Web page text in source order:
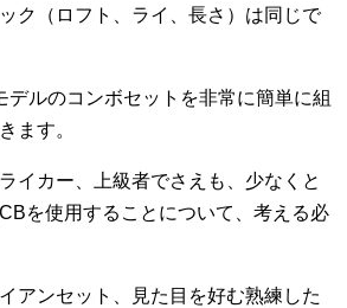
ク（ロフト、ライ、長さ）は同じで
デルのコンボセットを非常に簡単に組
ます。
イカー、上級者でさえも、少なくと
を使用することについて、考える必
アンセット、見た目を好む熟練した